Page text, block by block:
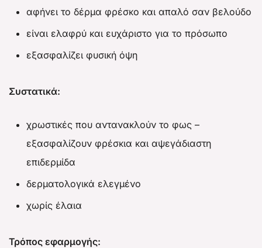
αφήνει το δέρμα φρέσκο ​​και απαλό σαν βελούδο
είναι ελαφρύ και ευχάριστο για το πρόσωπο
εξασφαλίζει φυσική όψη
Συστατικά:
χρωστικές που αντανακλούν το φως –
εξασφαλίζουν φρέσκια και αψεγάδιαστη
επιδερμίδα
δερματολογικά ελεγμένο
χωρίς έλαια
Τρόπος εφαρμογής: